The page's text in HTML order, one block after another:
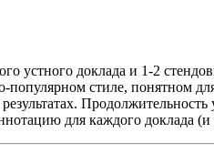
устного доклада и 1-2
популярном стиле,
для каждого доклада